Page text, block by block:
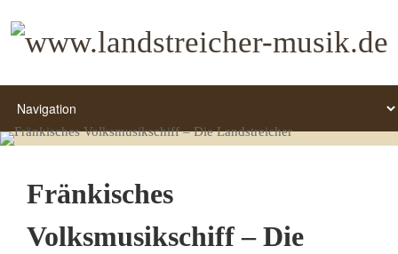
Fränkisches
Volksmusikschiff – Die